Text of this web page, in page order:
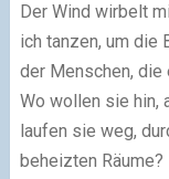
Der Wind wirbelt
ich tanzen, um die
der Menschen, die
Wo wollen sie hin,
laufen sie weg,
beheizten Räume?